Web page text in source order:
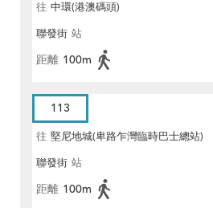
往 中環(港澳碼頭)
聯發街 站
距離 100m
113
往 堅尼地城(卑路乍灣臨時巴士總站)
聯發街 站
距離 100m